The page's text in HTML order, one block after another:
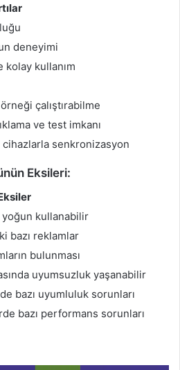
deneyimi
kolay kullanım
çalıştırabilme
ve test imkanı
senkronizasyon
Eksileri:
yoğun kullanabilir
bazı reklamlar
bulunması
uyumsuzluk yaşanabilir
bazı uyumluluk sorunları
bazı performans sorunları